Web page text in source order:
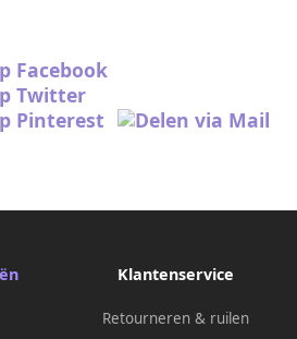
Klantenservice
Retourneren & ruilen